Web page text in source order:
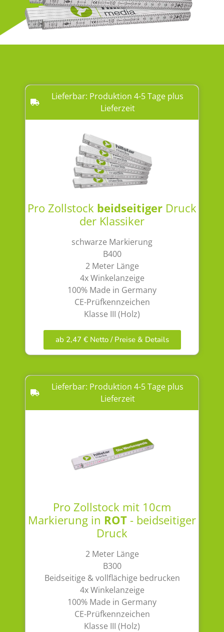
Lieferbar: Produktion 4-5 Tage plus
Lieferzeit
Pro Zollstock beidseitiger Druck
der Klassiker
schwarze Markierung
B400
2 Meter Länge
4x Winkelanzeige
100% Made in Germany
CE-Prüfkennzeichen
Klasse III (Holz)
ab 2,47 € Netto / Preise & Details
Lieferbar: Produktion 4-5 Tage plus
Lieferzeit
Pro Zollstock mit 10cm
Markierung in ROT- beidseitiger
Druck
2 Meter Länge
B300
Beidseitige & vollflächige bedrucken
4x Winkelanzeige
100% Made in Germany
CE-Prüfkennzeichen
Klasse III (Holz)